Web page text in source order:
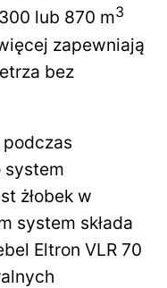
lub 870 m3
zapewniają
bez
podczas
system
żłobek w
system składa
Eltron VLR 70